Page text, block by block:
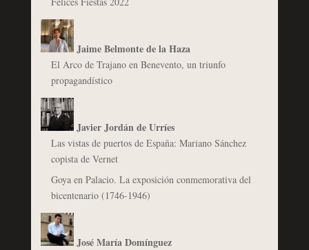
Jaime Belmonte de la Haza
El Arco de Trajano en Benevento, un triunfo
propagandístico
Javier Jordán de Urríes
Las vistas de puertos de España: Mariano Sánchez
copista de Vernet
Goya en Palacio. La exposición conmemorativa del
bicentenario (1746-1946)
José María Domínguez